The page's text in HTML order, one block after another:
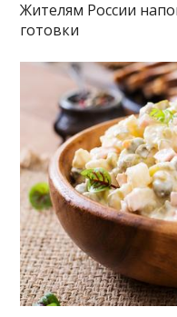
Жителям России
готовки